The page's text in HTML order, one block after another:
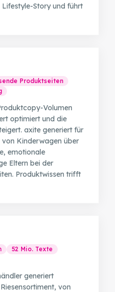
Story und führt
Produktseiten
Volumen
optimiert und die
axite generiert für
Kinderwagen über
emotionale
Eltern bei der
Produktwissen trifft
52 Mio. Texte
generiert
von